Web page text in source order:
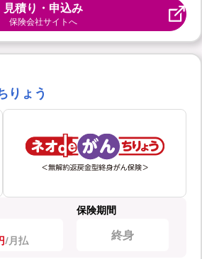
見積り・申込み
保険会社サイトへ
りょう
保険期間
終身